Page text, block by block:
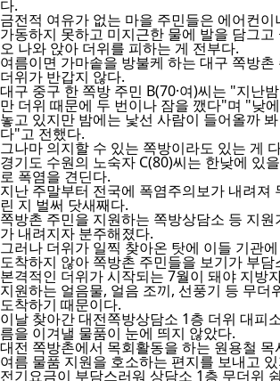
다.
금전적 여유가 없는 마을 주민들은 에어컨
가동하지 못하고 미지근한 물에 발을 담그
오 나와 앉아 더위를 피하는 게 전부다.
여름이면 가마솥을 방불케 하는 대구 쪽방촌
더위가 반갑지 않다.
대구 중구 한 쪽방 주민 B(70·여)씨는 "지난
만 더위 때문에 두 번이나 잠을 깼다"며 "낮
놓고 있지만 밤에는 낯선 사람이 들어올까
다"고 전했다.
그나마 의지할 수 있는 쪽방이라도 있는 게
경기도 수원의 노숙자 C(80)씨는 한낮에 있
로 폭염을 견딘다.
지난 주말부터 전국에 폭염주의보가 내려져
린 지 벌써 닷새째다.
쪽방촌 주민을 지원하는 쪽방상담소 등 지
가 내려지자 분주해졌다.
그러나 더위가 일찍 찾아온 탓에 이들 기관
도착하지 않아 쪽방촌 주민들을 보기가 부담
본격적인 더위가 시작되는 7월이 돼야 지방
지원하는 얼음물, 얼음 조끼, 선풍기 등 무더
도착하기 때문이다.
이날 찾아간 대전쪽방상담소 1층 더위 대피
름을 이겨낼 물품이 눈에 띄지 않았다.
대전 쪽방촌에서 목회활동을 하는 원용철 목
여름 물품 지원을 호소하는 편지를 보내고
전기요금이 부담스러워 상담소 1층 무더위